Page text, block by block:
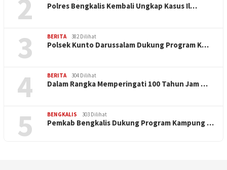
2 Polres Bengkalis Kembali Ungkap Kasus Il…
3 BERITA 382 Dilihat
Polsek Kunto Darussalam Dukung Program K…
4 BERITA 304 Dilihat
Dalam Rangka Memperingati 100 Tahun Jam …
5 BENGKALIS 303 Dilihat
Pemkab Bengkalis Dukung Program Kampung …